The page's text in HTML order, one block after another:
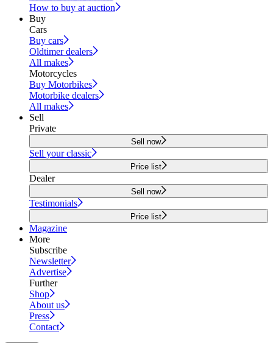
How to buy at auction
Buy
Cars
Buy cars
Oldtimer dealers
All makes
Motorcycles
Buy Motorbikes
Motorbike dealers
All makes
Sell
Private
Sell now
Sell your classic
Price list
Dealer
Sell now
Testimonials
Price list
Magazine
More
Subscribe
Newsletter
Advertise
Further
Shop
About us
Press
Contact